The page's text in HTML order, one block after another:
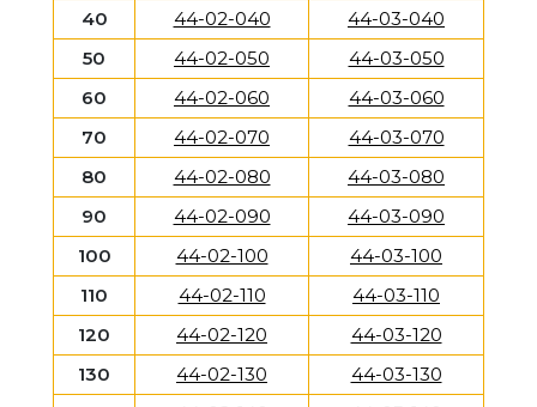
40
44-02-040
44-03-040
50
44-02-050
44-03-050
60
44-02-060
44-03-060
70
44-02-070
44-03-070
80
44-02-080
44-03-080
90
44-02-090
44-03-090
100
44-02-100
44-03-100
110
44-02-110
44-03-110
120
44-02-120
44-03-120
130
44-02-130
44-03-130